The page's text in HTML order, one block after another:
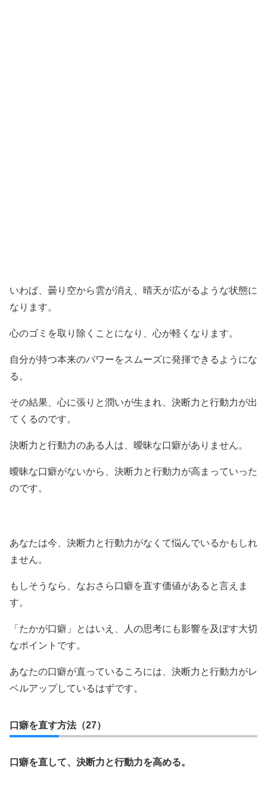
いわば、曇り空から雲が消え、晴天が広がるような状態に
なります。
心のゴミを取り除くことになり、心が軽くなります。
自分が持つ本来のパワーをスムーズに発揮できるようにな
る。
その結果、心に張りと潤いが生まれ、決断力と行動力が出
てくるのです。
決断力と行動力のある人は、曖昧な口癖がありません。
曖昧な口癖がないから、決断力と行動力が高まっていった
のです。
あなたは今、決断力と行動力がなくて悩んでいるかもしれ
ません。
もしそうなら、なおさら口癖を直す価値があると言えま
す。
「たかが口癖」とはいえ、人の思考にも影響を及ぼす大切
なポイントです。
あなたの口癖が直っているころには、決断力と行動力がレ
ベルアップしているはずです。
口癖を直す方法（27）
口癖を直して、決断力と行動力を高める。